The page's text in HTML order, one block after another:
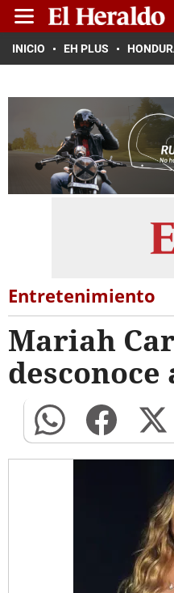
INICIO EH PLUS
Entretenimiento
Mariah